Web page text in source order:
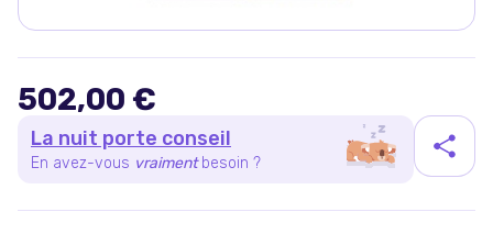
502,00 €
La nuit porte conseil
En avez-vous vraiment besoin ?